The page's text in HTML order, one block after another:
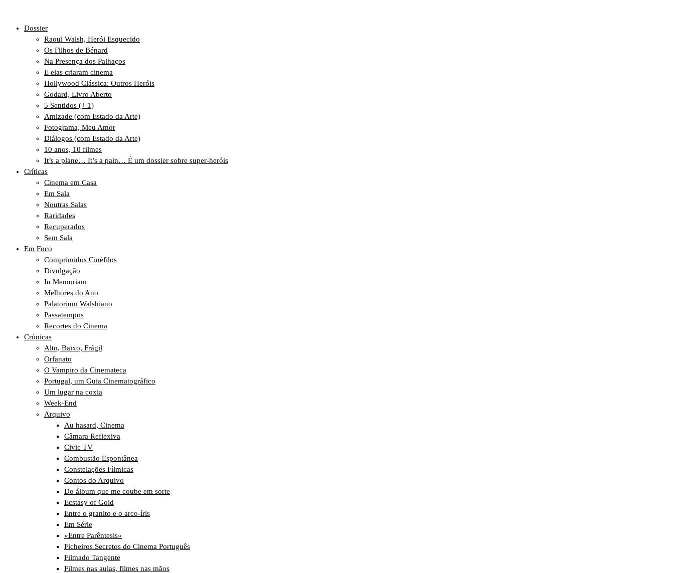
Dossier
Raoul Walsh, Herói Esquecido
Os Filhos de Bénard
Na Presença dos Palhaços
E elas criaram cinema
Hollywood Clássica: Outros Heróis
Godard, Livro Aberto
5 Sentidos (+ 1)
Amizade (com Estado da Arte)
Fotograma, Meu Amor
Diálogos (com Estado da Arte)
10 anos, 10 filmes
It’s a plane… It’s a pain… É um dossier sobre super-heróis
Críticas
Cinema em Casa
Em Sala
Noutras Salas
Raridades
Recuperados
Sem Sala
Em Foco
Comprimidos Cinéfilos
Divulgação
In Memoriam
Melhores do Ano
Palatorium Walshiano
Passatempos
Recortes do Cinema
Crónicas
Alto, Baixo, Frágil
Orfanato
O Vampiro da Cinemateca
Portugal, um Guia Cinematográfico
Um lugar na coxia
Week-End
Arquivo
Au hasard, Cinema
Câmara Reflexiva
Civic TV
Combustão Espontânea
Constelações Fílmicas
Contos do Arquivo
Do álbum que me coube em sorte
Ecstasy of Gold
Entre o granito e o arco-íris
Em Série
«Entre Parêntesis»
Ficheiros Secretos do Cinema Português
Filmado Tangente
Filmes nas aulas, filmes nas mãos